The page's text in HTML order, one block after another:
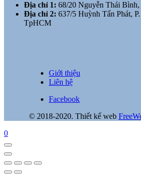
Địa chỉ 1: 68/20 Nguyễn Thái
Địa chỉ 2: 637/5 Huỳnh Tấn Phát,
TpHCM
Giới thiệu
Liên hệ
Facebook
© 2018-2020. Thiết kế web
0